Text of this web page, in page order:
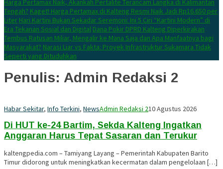
Harga Pertamax Naik, Akankah Pertalite Terancam Langka di Kalimantan
Tengah? Kaget! Harga Pertamax di Kalteng Resmi Naik Jadi Rp16.650 per
Liter Hari Kartini Bukan Sekadar Seremoni: Ini 5 Ciri “Kartini Modern” di
Era Tekanan Sosial dan Digital Dana Pokir DPRD Kalteng Diperkirakan
Tembus Ratusan Miliar, Mengalir ke Mana Saja dan Apa Manfaatnya bagi
Masyarakat? Narasi Liar vs Fakta: Proyek Infrastruktur Sukamara Tidak
Seperti yang Dituduhkan
Penulis: Admin Redaksi 2
Habar Sekitar, Info Terkini, NewsAdmin Redaksi 210 Agustus 2026
Di HUT ke-24 Bartim, Sekda Kalteng Ingatkan
Anggaran Harus Tepat Sasaran dan Terukur
kaltengpedia.com – Tamiyang Layang – Pemerintah Kabupaten Barito
Timur didorong untuk meningkatkan kecermatan dalam pengelolaan […]